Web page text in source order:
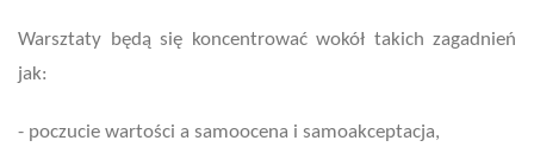
Warsztaty będą się koncentrować wokół takich zagadnień
jak:
- poczucie wartości a samoocena i samoakceptacja,